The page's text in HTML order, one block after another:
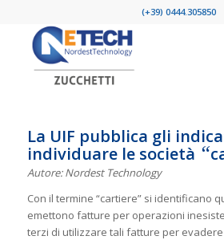
(+39) 0444.305850
La UIF pubblica gli
individuare le società “
Autore: Nordest Technology
Con il termine “cartiere” si identificano
emettono fatture per operazioni
terzi di utilizzare tali fatture per